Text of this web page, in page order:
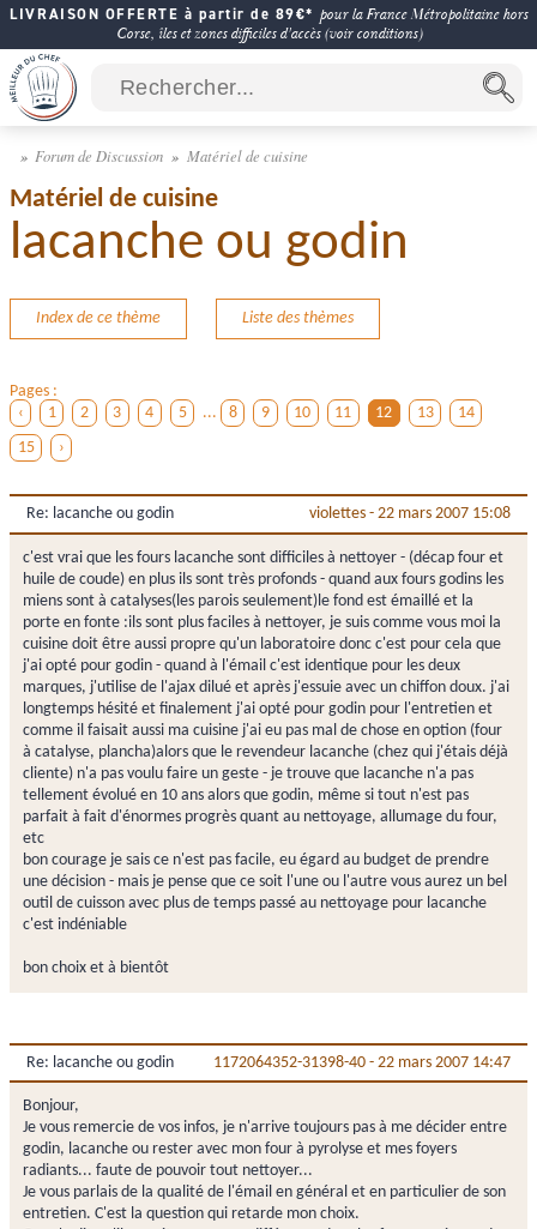
LIVRAISON OFFERTE à partir de 89€* pour la France Métropolitaine hors
Corse, îles et zones difficiles d'accès (voir conditions)
Forum de Discussion Matériel de cuisine
Matériel de cuisine
lacanche ou godin
Index de ce thème Liste des thèmes
Pages :
‹
1 2 3 4 5 ... 8 9 10 11 12 13
14
15
›
Re: lacanche ou godin violettes - 22 mars 2007 15:08
c'est vrai que les fours lacanche sont difficiles à nettoyer - (décap four et
huile de coude) en plus ils sont très profonds - quand aux fours godins les
miens sont à catalyses(les parois seulement)le fond est émaillé et la
porte en fonte :ils sont plus faciles à nettoyer, je suis comme vous moi la
cuisine doit être aussi propre qu'un laboratoire donc c'est pour cela que
j'ai opté pour godin - quand à l'émail c'est identique pour les deux
marques, j'utilise de l'ajax dilué et après j'essuie avec un chiffon doux. j'ai
longtemps hésité et finalement j'ai opté pour godin pour l'entretien et
comme il faisait aussi ma cuisine j'ai eu pas mal de chose en option (four
à catalyse, plancha)alors que le revendeur lacanche (chez qui j'étais déjà
cliente) n'a pas voulu faire un geste - je trouve que lacanche n'a pas
tellement évolué en 10 ans alors que godin, même si tout n'est pas
parfait à fait d'énormes progrès quant au nettoyage, allumage du four,
etc
bon courage je sais ce n'est pas facile, eu égard au budget de prendre
une décision - mais je pense que ce soit l'une ou l'autre vous aurez un bel
outil de cuisson avec plus de temps passé au nettoyage pour lacanche
c'est indéniable
bon choix et à bientôt
Re: lacanche ou godin 1172064352-31398-40 - 22 mars 2007 14:47
Bonjour,
Je vous remercie de vos infos, je n'arrive toujours pas à me décider entre
godin, lacanche ou rester avec mon four à pyrolyse et mes foyers
radiants... faute de pouvoir tout nettoyer...
Je vous parlais de la qualité de l'émail en général et en particulier de son
entretien. C'est la question qui retarde mon choix.